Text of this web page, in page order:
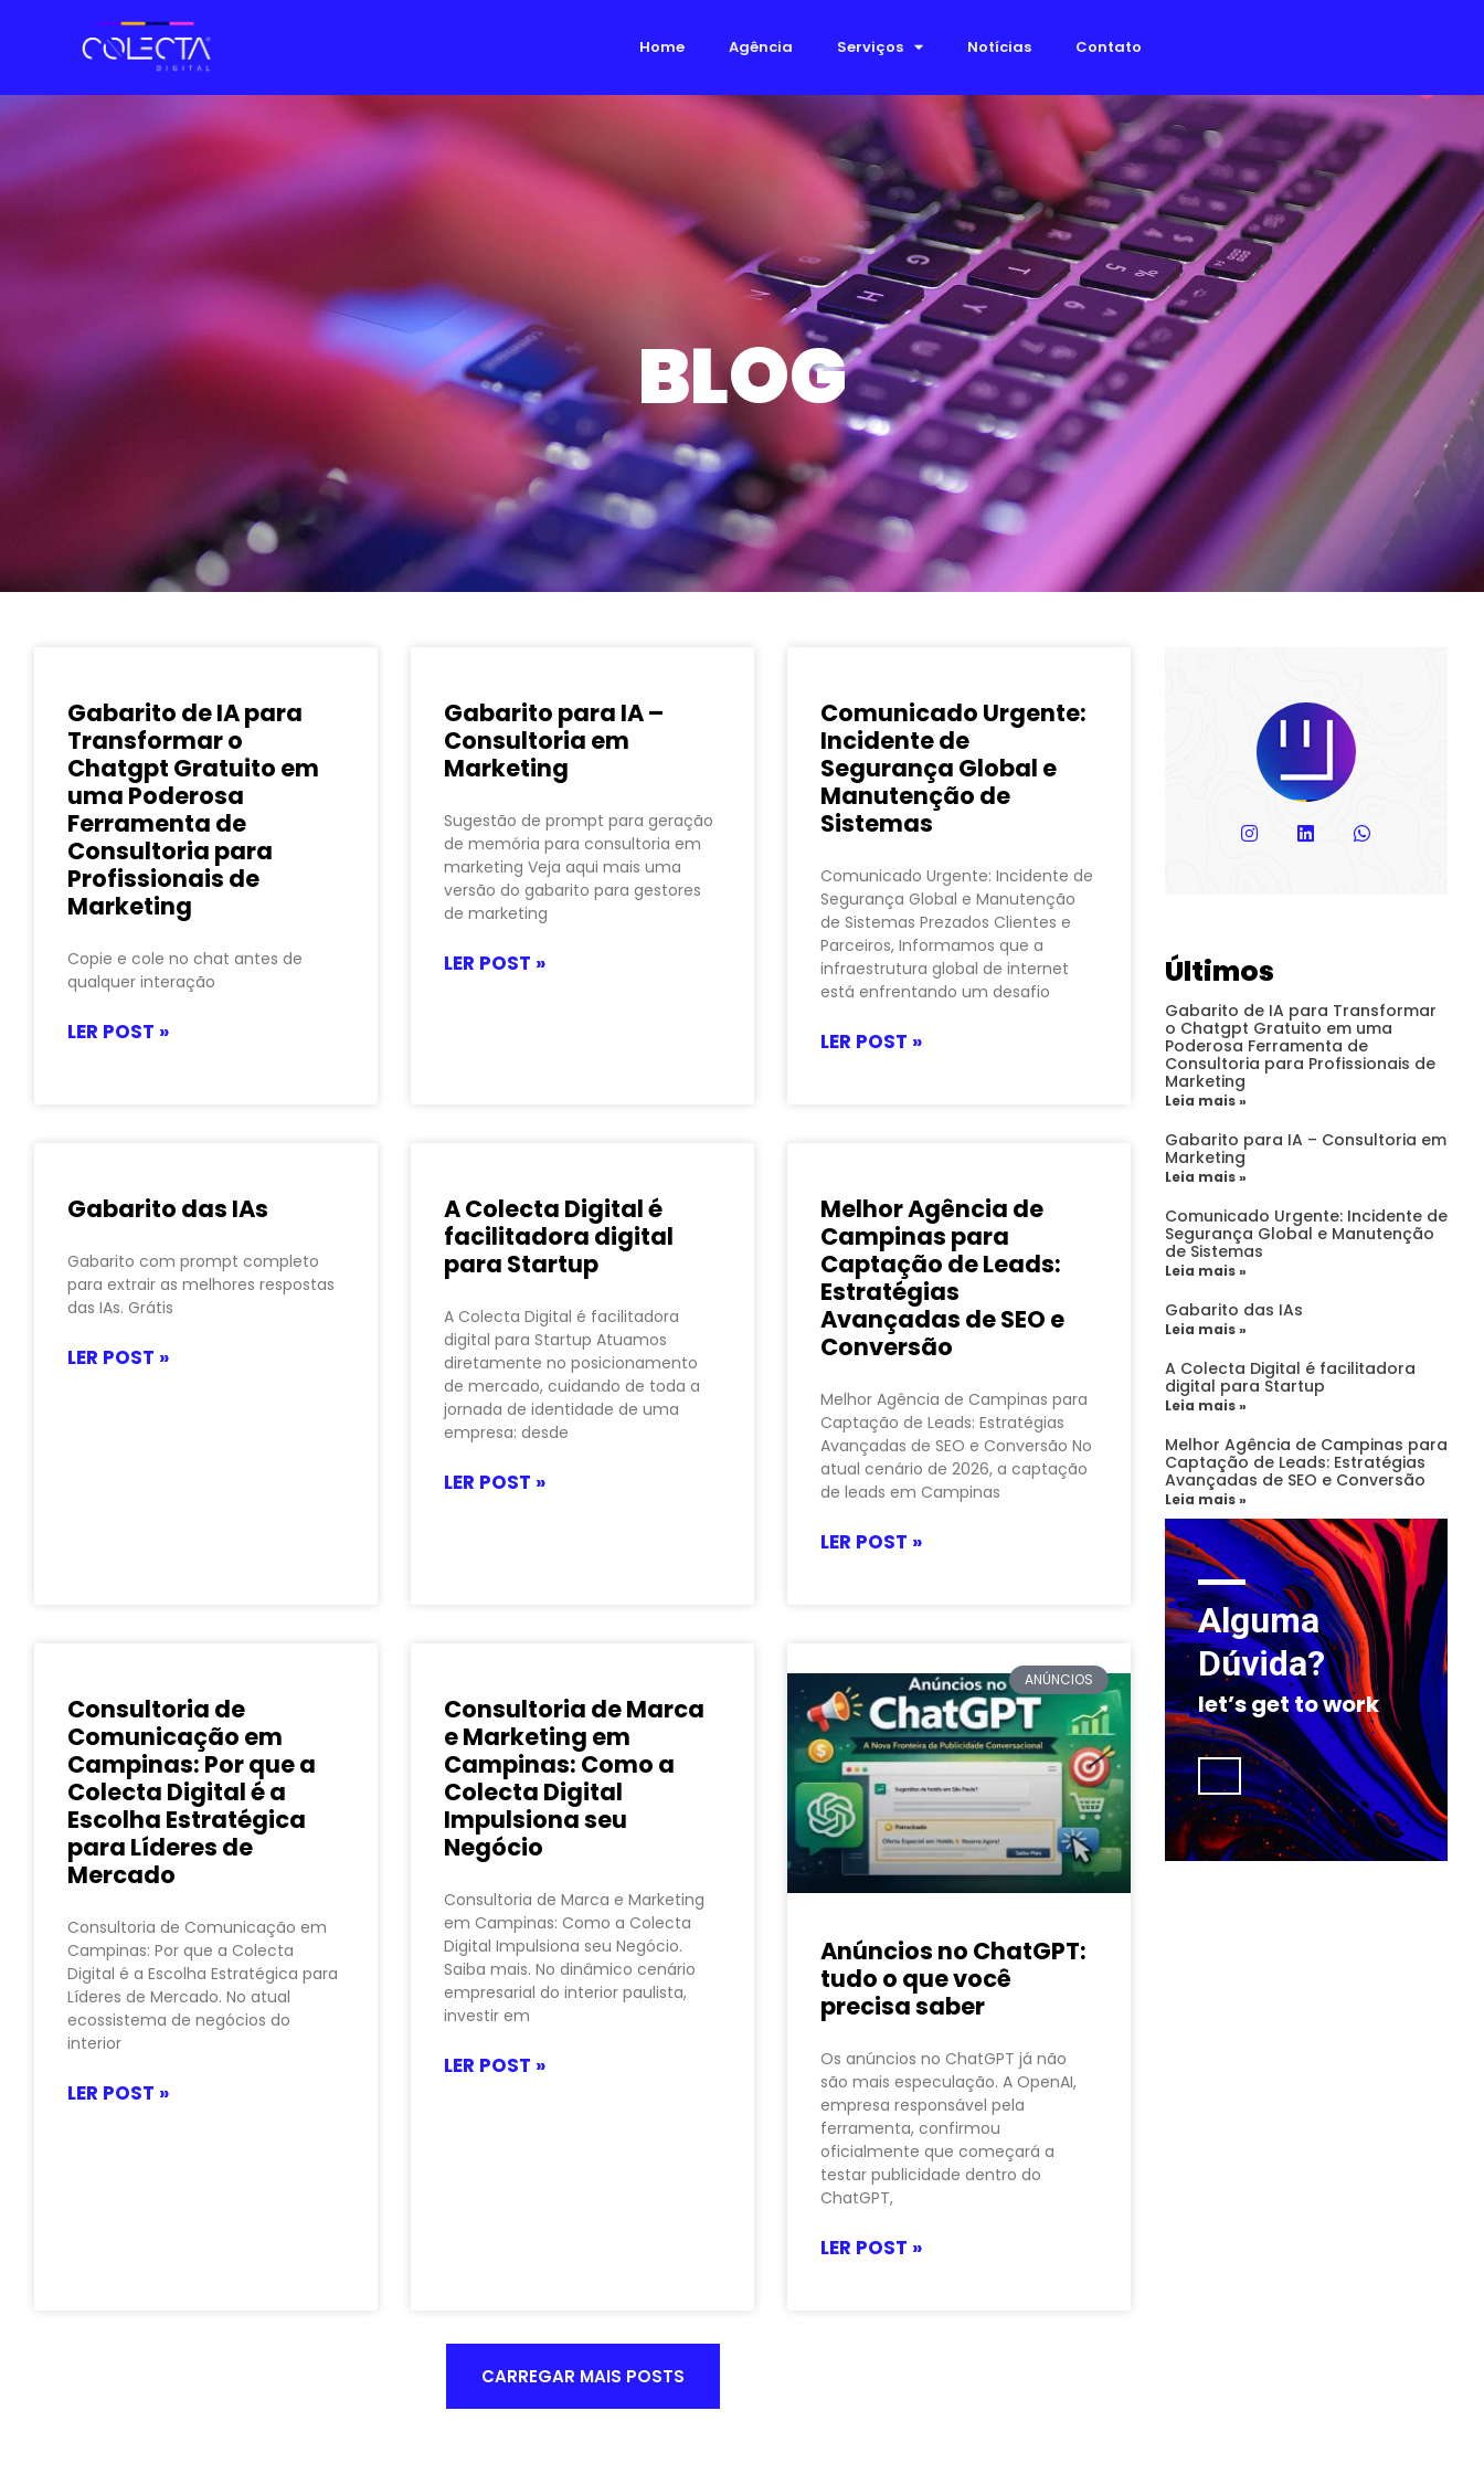
Home Agência Serviços Notícias Contato
BLOG
Gabarito de IA para
Transformar o
Chatgpt Gratuito em
uma Poderosa
Ferramenta de
Consultoria para
Profissionais de
Marketing
Copie e cole no chat antes de
qualquer interação
LER POST »
Gabarito para IA –
Consultoria em
Marketing
Sugestão de prompt para geração
de memória para consultoria em
marketing Veja aqui mais uma
versão do gabarito para gestores
de marketing
LER POST »
Comunicado Urgente:
Incidente de
Segurança Global e
Manutenção de
Sistemas
Comunicado Urgente: Incidente de
Segurança Global e Manutenção
de Sistemas Prezados Clientes e
Parceiros, Informamos que a
infraestrutura global de internet
está enfrentando um desafio
LER POST »
Gabarito das IAs
Gabarito com prompt completo
para extrair as melhores respostas
das IAs. Grátis
LER POST »
A Colecta Digital é
facilitadora digital
para Startup
A Colecta Digital é facilitadora
digital para Startup Atuamos
diretamente no posicionamento
de mercado, cuidando de toda a
jornada de identidade de uma
empresa: desde
LER POST »
Melhor Agência de
Campinas para
Captação de Leads:
Estratégias
Avançadas de SEO e
Conversão
Melhor Agência de Campinas para
Captação de Leads: Estratégias
Avançadas de SEO e Conversão No
atual cenário de 2026, a captação
de leads em Campinas
LER POST »
Consultoria de
Comunicação em
Campinas: Por que a
Colecta Digital é a
Escolha Estratégica
para Líderes de
Mercado
Consultoria de Comunicação em
Campinas: Por que a Colecta
Digital é a Escolha Estratégica para
Líderes de Mercado. No atual
ecossistema de negócios do
interior
LER POST »
Consultoria de Marca
e Marketing em
Campinas: Como a
Colecta Digital
Impulsiona seu
Negócio
Consultoria de Marca e Marketing
em Campinas: Como a Colecta
Digital Impulsiona seu Negócio.
Saiba mais. No dinâmico cenário
empresarial do interior paulista,
investir em
LER POST »
ANÚNCIOS
Anúncios no ChatGPT:
tudo o que você
precisa saber
Os anúncios no ChatGPT já não
são mais especulação. A OpenAI,
empresa responsável pela
ferramenta, confirmou
oficialmente que começará a
testar publicidade dentro do
ChatGPT,
LER POST »
CARREGAR MAIS POSTS
Últimos
Gabarito de IA para Transformar
o Chatgpt Gratuito em uma
Poderosa Ferramenta de
Consultoria para Profissionais de
Marketing
Leia mais »
Gabarito para IA – Consultoria em
Marketing
Leia mais »
Comunicado Urgente: Incidente de
Segurança Global e Manutenção
de Sistemas
Leia mais »
Gabarito das IAs
Leia mais »
A Colecta Digital é facilitadora
digital para Startup
Leia mais »
Melhor Agência de Campinas para
Captação de Leads: Estratégias
Avançadas de SEO e Conversão
Leia mais »
Alguma
Dúvida?
let’s get to work